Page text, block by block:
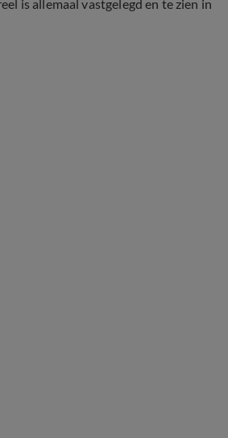
is allemaal vastgelegd en te zien in